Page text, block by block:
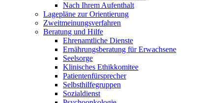
Nach Ihrem Aufenthalt
Lagepläne zur Orientierung
Zweitmeinungsverfahren
Beratung und Hilfe
Ehrenamtliche Dienste
Ernährungsberatung für Erwachsene
Seelsorge
Klinisches Ethikkomitee
Patientenfürsprecher
Selbsthilfegruppen
Sozialdienst